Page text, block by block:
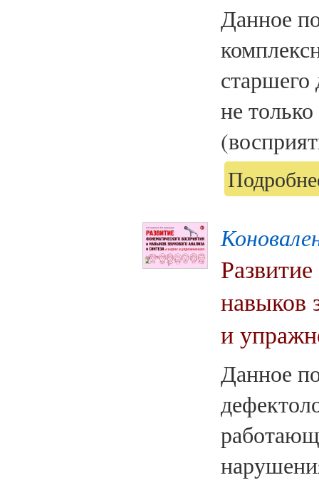
Данное
не
навыков
и
Данное